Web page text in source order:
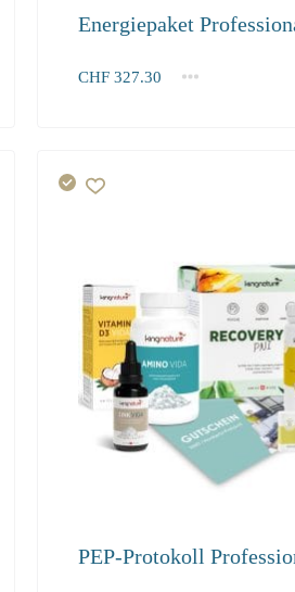
Energiepaket
CHF 327.30
1+
PEP-Protokoll